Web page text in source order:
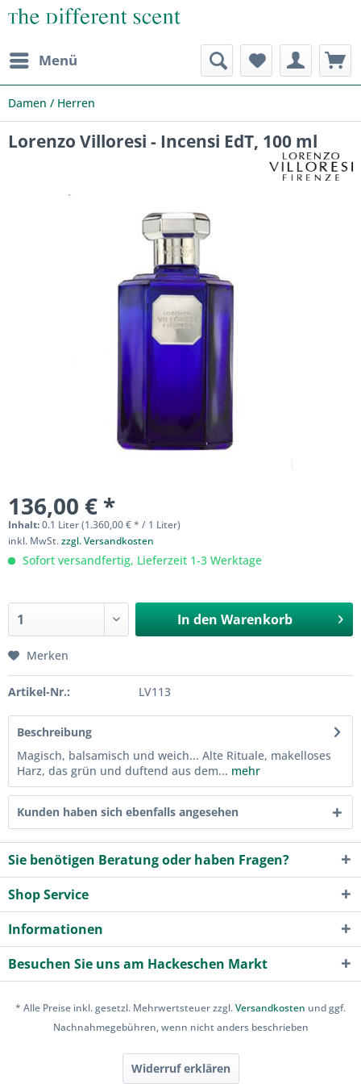
Menü
Damen / Herren
Lorenzo Villoresi - Incensi EdT, 100 ml
136,00 € *
Inhalt:0.1 Liter (1.360,00 € * / 1 Liter)
inkl. MwSt.zzgl. Versandkosten
Sofort versandfertig, Lieferzeit 1-3 Werktage
In den Warenkorb
Merken
Artikel-Nr.: LV113
Beschreibung
Magisch, balsamisch und weich... Alte Rituale, makelloses
Harz, das grün und duftend aus dem... mehr
Kunden haben sich ebenfalls angesehen
Sie benötigen Beratung oder haben Fragen?
Shop Service
Informationen
Besuchen Sie uns am Hackeschen Markt
* Alle Preise inkl. gesetzl. Mehrwertsteuer zzgl.Versandkosten und ggf.
Nachnahmegebühren, wenn nicht anders beschrieben
Widerruf erklären